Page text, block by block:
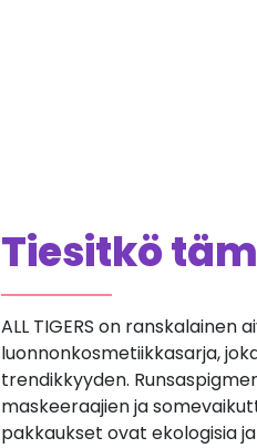
Tiesitkö
ALL TIGERS on ranskalainen
luonnonkosmetiikkasarja,
trendikkyyden.
maskeeraajien ja
pakkaukset ovat ekologisia